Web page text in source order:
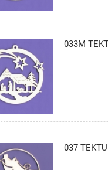
033M
037